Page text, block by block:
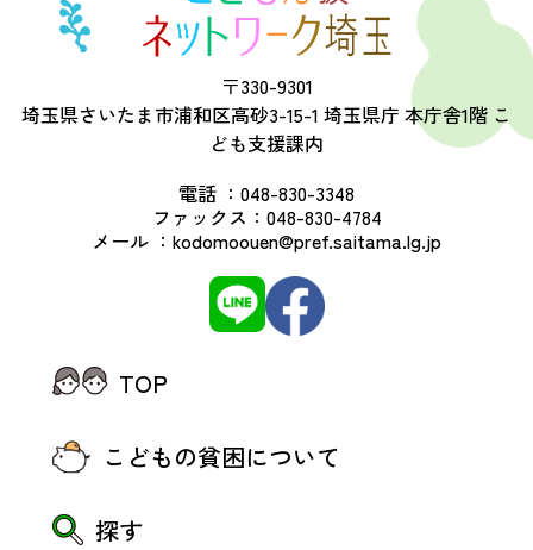
〒330-9301
埼玉県さいたま市浦和区高砂3-15-1 埼玉県庁 本庁舎1階 こ
ども支援課内
電話 ： 048-830-3348
ファックス： 048-830-4784
メール ： kodomoouen@pref.saitama.lg.jp
TOP
こどもの貧困について
探す